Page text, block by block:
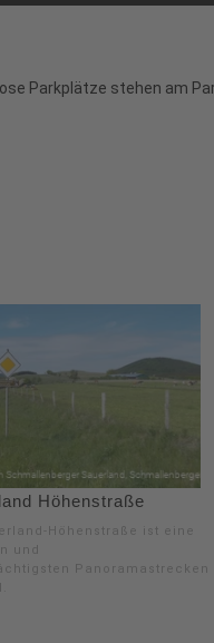
Parkplätze stehen am
Höhenstraße
Höhenstraße ist eine
und
Panoramastrecken